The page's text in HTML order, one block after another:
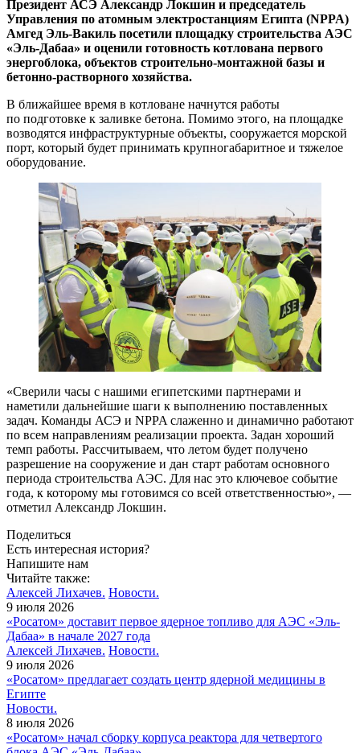
Президент АСЭ Александр Локшин и председатель
Управления по атомным электростанциям Египта (NPPA)
Амгед Эль-Вакиль посетили площадку строительства АЭС
«Эль-Дабаа» и оценили готовность котлована первого
энергоблока, объектов строительно-монтажной базы и
бетонно-растворного хозяйства.
В ближайшее время в котловане начнутся работы
по подготовке к заливке бетона. Помимо этого, на площадке
возводятся инфраструктурные объекты, сооружается морской
порт, который будет принимать крупногабаритное и тяжелое
оборудование.
«Сверили часы с нашими египетскими партнерами и
наметили дальнейшие шаги к выполнению поставленных
задач. Команды АСЭ и NPPA слаженно и динамично работают
по всем направлениям реализации проекта. Задан хороший
темп работы. Рассчитываем, что летом будет получено
разрешение на сооружение и дан старт работам основного
периода строительства АЭС. Для нас это ключевое событие
года, к которому мы готовимся со всей ответственностью», —
отметил Александр Локшин.
Поделиться
Есть интересная история?
Напишите нам
Читайте также:
Алексей Лихачев. Новости.
9 июля 2026
«Росатом» доставит первое ядерное топливо для АЭС «Эль-
Дабаа» в начале 2027 года
Алексей Лихачев. Новости.
9 июля 2026
«Росатом» предлагает создать центр ядерной медицины в
Египте
Новости.
8 июля 2026
«Росатом» начал сборку корпуса реактора для четвертого